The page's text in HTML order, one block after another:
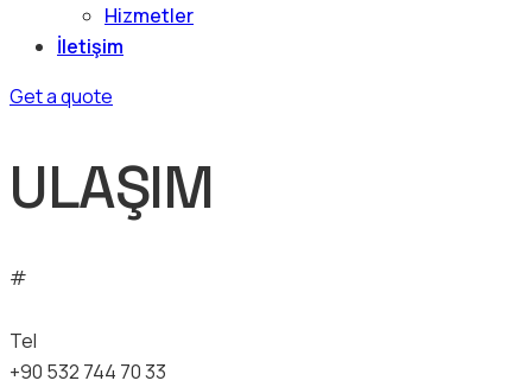
Hizmetler
İletişim
Get a quote
ULAŞIM
#
Tel
+90 532 744 70 33